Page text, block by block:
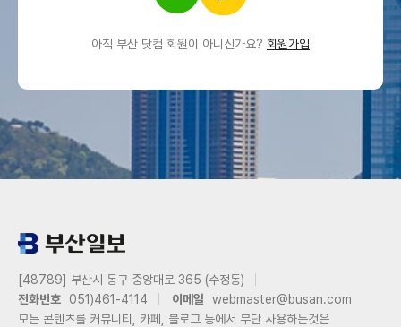
아직 부산 닷컴 회원이 아니신가요? 회원가입
[48789] 부산시 동구 중앙대로 365 (수정동)
전화번호
051)461-4114 이메일
webmaster@busan.com
모든 콘텐츠를 커뮤니티, 카페, 블로그 등에서 무단 사용하는것은